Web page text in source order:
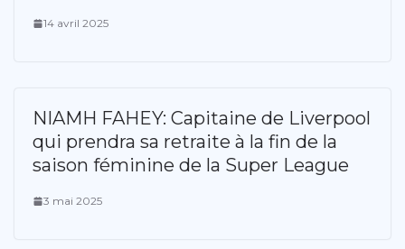
14 avril 2025
NIAMH FAHEY: Capitaine de Liverpool
qui prendra sa retraite à la fin de la
saison féminine de la Super League
3 mai 2025